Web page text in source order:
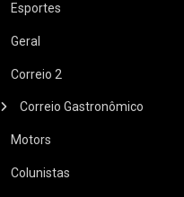
Esportes
Geral
Correio 2
Correio Gastronômico
Motors
Colunistas